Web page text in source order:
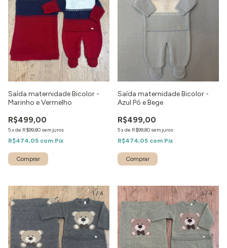
Saída maternidade Bicolor -
Marinho e Vermelho
R$499,00
5xde R$99,80 sem juros
R$474,05 com Pix
Comprar
Saída maternidade Bicolor -
Azul Pó e Bege
R$499,00
5xde R$99,80 sem juros
R$474,05 com Pix
Comprar
1/4 1/ 4